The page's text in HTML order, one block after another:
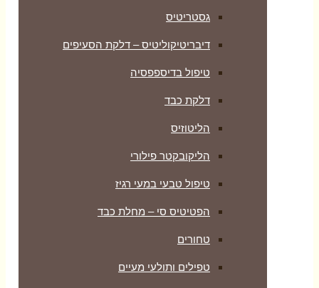
גסטריטיס
דיבריטיקוליטיס – דלקת הסעיפים
טיפול בדיספפסיה
דלקת כבד
הליטוזיס
הליקובקטר פילורי
טיפול טבעי במעי רגיז
הפטיטיס סי – מחלת כבד
טחורים
טפילים ותולעי מעיים